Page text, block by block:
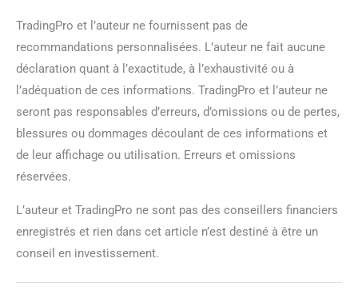
TradingPro et l’auteur ne fournissent pas de
recommandations personnalisées. L’auteur ne fait aucune
déclaration quant à l’exactitude, à l’exhaustivité ou à
l’adéquation de ces informations. TradingPro et l’auteur ne
seront pas responsables d’erreurs, d’omissions ou de pertes,
blessures ou dommages découlant de ces informations et
de leur affichage ou utilisation. Erreurs et omissions
réservées.
L’auteur et TradingPro ne sont pas des conseillers financiers
enregistrés et rien dans cet article n’est destiné à être un
conseil en investissement.